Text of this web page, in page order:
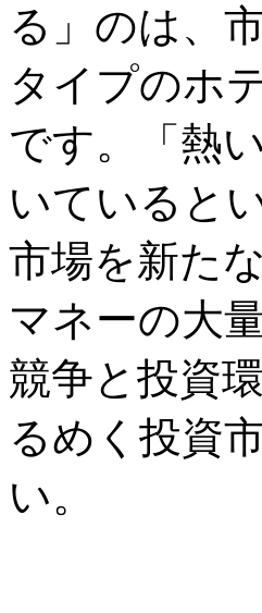
る」のは、
タイプのホ
です。「熱
いていると
市場を新た
マネーの大
競争と投資
るめく投資
い。